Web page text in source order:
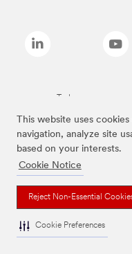
This website uses
navigation, analyze site
based on your interests.
Cookie Notice
Reject Non-Essential
Cookie Preferences
Todas as marcas